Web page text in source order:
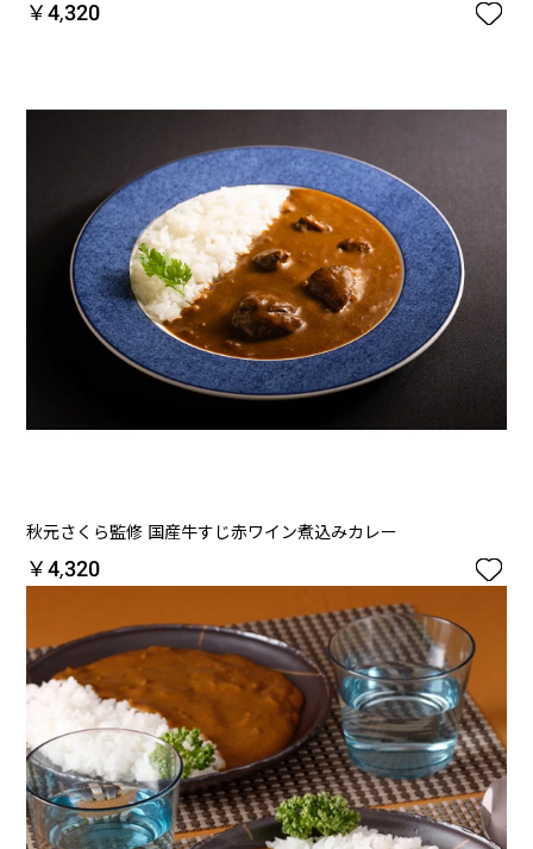
￥4,320 
秋元さくら監修 国産牛すじ赤ワイン煮込みカレー
￥4,320 